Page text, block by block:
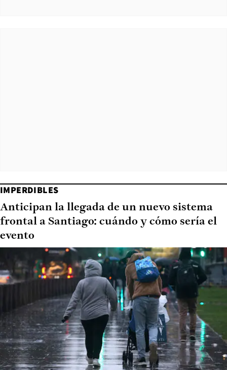
IMPERDIBLES
Anticipan la llegada de un nuevo sistema
frontal a Santiago: cuándo y cómo sería el
evento